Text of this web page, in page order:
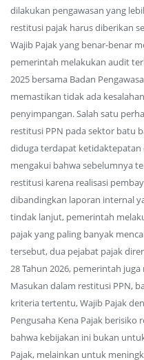
dilakukan pengawasan yang
restitusi pajak harus diberikan
Wajib Pajak yang benar-benar
pemerintah melakukan audit
2025 bersama Badan
memastikan tidak ada
penyimpangan. Salah satu
restitusi PPN pada sektor batu
diduga terdapat ketidaktepatan
mengakui bahwa sebelumnya
restitusi karena realisasi
dibandingkan laporan internal
tindak lanjut, pemerintah
pajak yang paling banyak
tersebut, dua pejabat pajak
28 Tahun 2026, pemerintah
Masukan dalam restitusi PPN,
kriteria tertentu, Wajib Pajak
Pengusaha Kena Pajak berisiko
bahwa kebijakan ini bukan
Pajak, melainkan untuk